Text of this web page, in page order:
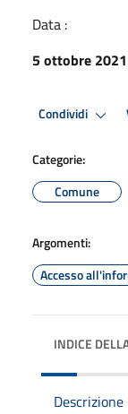
Data :
5 ottobre 2021
Condividi
Categorie:
Comune
Argomenti:
Accesso
INDICE
Descrizione